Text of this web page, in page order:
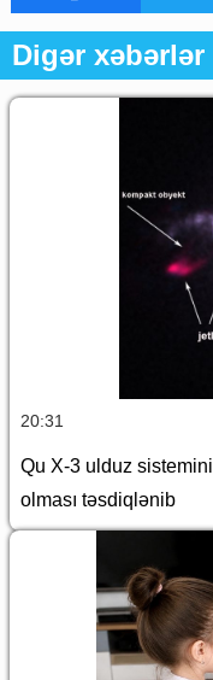
Digər xəbərlər
20:31
Qu X-3 ulduz
olması təsdiqlənib